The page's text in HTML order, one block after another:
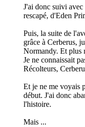
J'ai donc suivi avec
rescapé, d'Eden
Puis, la suite de
grâce à Cerberus,
Normandy. Et plus
Je ne connaissait
Récolteurs,
Et je ne me voyais
début. J'ai donc
l'histoire.
Mais ...